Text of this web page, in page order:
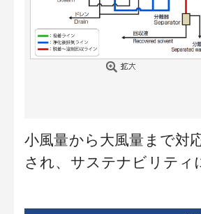
小風量から大風量まで対
され、サステナビリティ